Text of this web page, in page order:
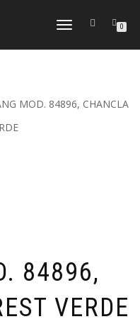
CAMBIAR
0
MOD. 84896, CHANCLA
84896,
VERDE